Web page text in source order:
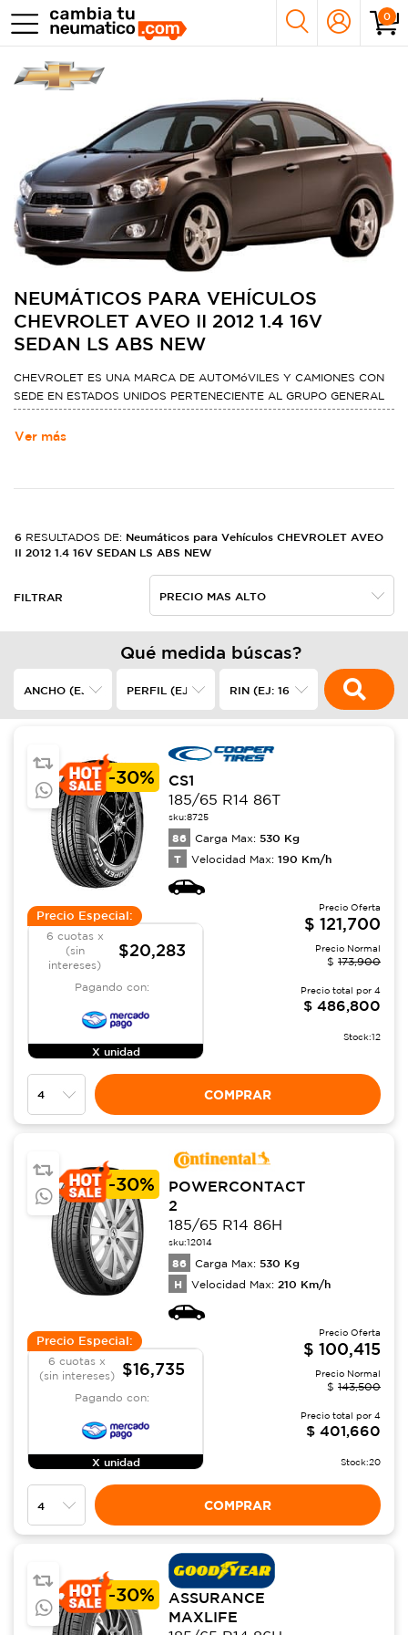
0
NEUMÁTICOS PARA VEHÍCULOS
CHEVROLET AVEO II 2012 1.4 16V
SEDAN LS ABS NEW
CHEVROLET ES UNA MARCA DE AUTOMóVILES Y CAMIONES CON
SEDE EN ESTADOS UNIDOS PERTENECIENTE AL GRUPO GENERAL
CRAPO DURANT EL 3 DE NOVIEMBRE DE 1911,2​ EN LOS ESTADOS
Ver más
6 RESULTADOS DE: Neumáticos para Vehículos CHEVROLET AVEO
II 2012 1.4 16V SEDAN LS ABS NEW
FILTRAR
Qué medida búscas?
-30%
CS1
185/65 R14 86T
sku:8725
86 Carga Max: 530 Kg
T Velocidad Max: 190 Km/h
Precio Especial:
6 cuotas x
(sin
intereses)
$20,283
Pagando con:
X unidad
Precio Oferta
$ 121,700
Precio Normal
$ 173,900
Precio total por 4
$ 486,800
Stock:12
COMPRAR
-30%
POWERCONTACT
2
185/65 R14 86H
sku:12014
86 Carga Max: 530 Kg
H Velocidad Max: 210 Km/h
Precio Especial:
6 cuotas x
(sin intereses)
$16,735
Pagando con:
X unidad
Precio Oferta
$ 100,415
Precio Normal
$ 143,500
Precio total por 4
$ 401,660
Stock:20
COMPRAR
-30%
ASSURANCE
MAXLIFE